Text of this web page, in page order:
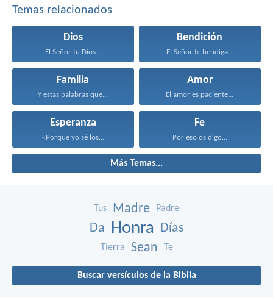
Temas relacionados
Dios
El Señor tu Dios...
Bendición
El Señor te bendiga...
Familia
Y estas palabras que...
Amor
El amor es paciente...
Esperanza
«Porque yo sé los...
Fe
Por eso os digo...
Más Temas...
Tus Madre Padre
Da Honra Días
Tierra Sean Te
Buscar versículos de la Biblia